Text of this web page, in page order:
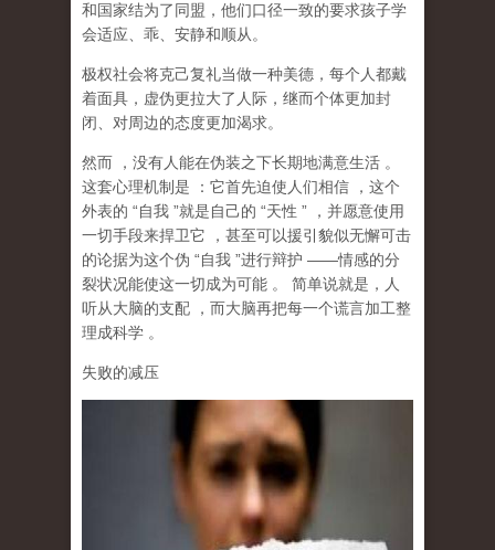
和国家结为了同盟，他们口径一致的要求孩子学
会适应、乖、安静和顺从。
极权社会将克己复礼当做一种美德，每个人都戴
着面具，虚伪更拉大了人际，继而个体更加封
闭、对周边的态度更加渴求。
然而 ，没有人能在伪装之下长期地满意生活 。
这套心理机制是
：它首先迫使人们相信
，这个
外表的 “自我 ”就是自己的 “天性 ”
，并愿意使用
一切手段来捍卫它
，甚至可以援引貌似无懈可击
的论据为这个伪 “自我 ”进行辩护 ——情感的分
裂状况能使这一切成为可能 。 简单说就是， 人
听从大脑的支配
，而大脑再把每一个谎言加工整
理成科学 。
失败的减压